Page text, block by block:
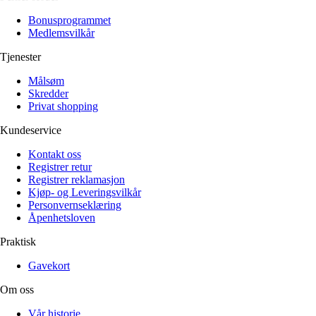
Klær
Reise
Informasjon
Tilbehør
Lukk
Alle artikler
Klær
Reise
Informasjon
Tilbehør
Målsøm
Lukk
Bonusprogrammet
Medlemsvilkår
Tjenester
Målsøm
Skredder
Privat shopping
Kundeservice
Kontakt oss
Registrer retur
Registrer reklamasjon
Kjøp- og Leveringsvilkår
Personvernseklæring
Åpenhetsloven
Praktisk
Gavekort
Om oss
Vår historie